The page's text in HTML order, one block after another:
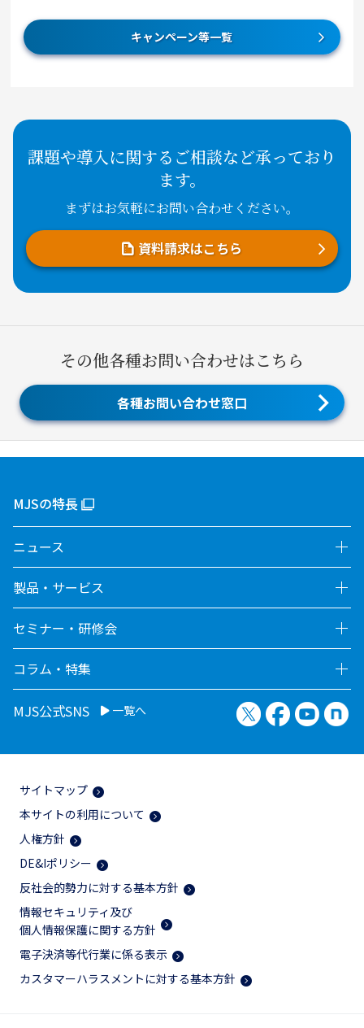
キャンぺーン等一覧
課題や導入に関するご相談など承っており
ます。
まずはお気軽にお問い合わせください。
資料請求はこちら
その他各種お問い合わせはこちら
各種お問い合わせ窓口
MJSの特長
ニュース
製品・サービス
セミナー・研修会
コラム・特集
MJS公式SNS 一覧へ X（旧Twitter）
Facebook
サイトマップ
本サイトの利用について
人権方針
DE&Iポリシー
反社会的勢力に対する基本方針
情報セキュリティ及び
個人情報保護に関する方針
電子決済等代行業に係る表示
カスタマーハラスメントに対する基本方針